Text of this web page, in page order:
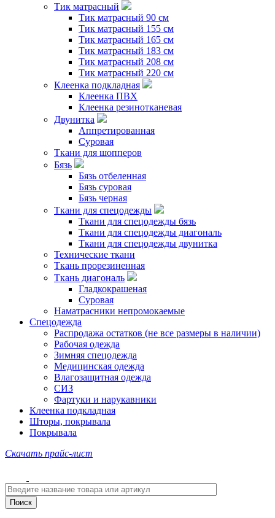
Тик матрасный
Тик матрасный 90 см
Тик матрасный 155 см
Тик матрасный 165 см
Тик матрасный 183 см
Тик матрасный 208 см
Тик матрасный 220 см
Клеенка подкладная
Клеенка ПВХ
Клеенка резинотканевая
Двунитка
Аппретированная
Суровая
Ткани для шопперов
Бязь
Бязь отбеленная
Бязь суровая
Бязь черная
Ткани для спецодежды
Ткани для спецодежды бязь
Ткани для спецодежды диагональ
Ткани для спецодежды двунитка
Технические ткани
Ткань прорезиненная
Ткань диагональ
Гладкокрашеная
Суровая
Наматрасники непромокаемые
Спецодежда
Распродажа остатков (не все размеры в наличии)
Рабочая одежда
Зимняя спецодежда
Медицинская одежда
Влагозащитная одежда
СИЗ
Фартуки и нарукавники
Клеенка подкладная
Шторы, покрывала
Покрывала
Скачать прайс-лист